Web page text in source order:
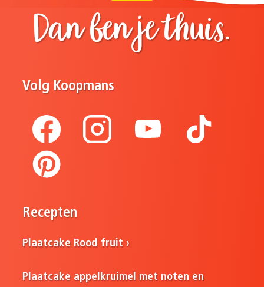
Dan ben je thuis.
Volg Koopmans
Recepten
Plaatcake Rood fruit
Plaatcake appelkruimel met noten en